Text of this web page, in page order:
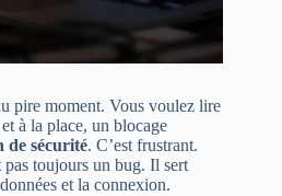
pire moment. Vous voulez lire
à la place, un blocage
de sécurité. C’est frustrant.
pas toujours un bug. Il sert
et la connexion.